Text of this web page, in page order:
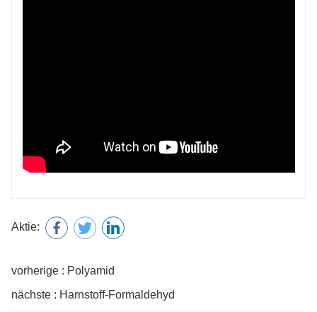
Aktie:
vorherige : Polyamid
nächste : Harnstoff-Formaldehyd